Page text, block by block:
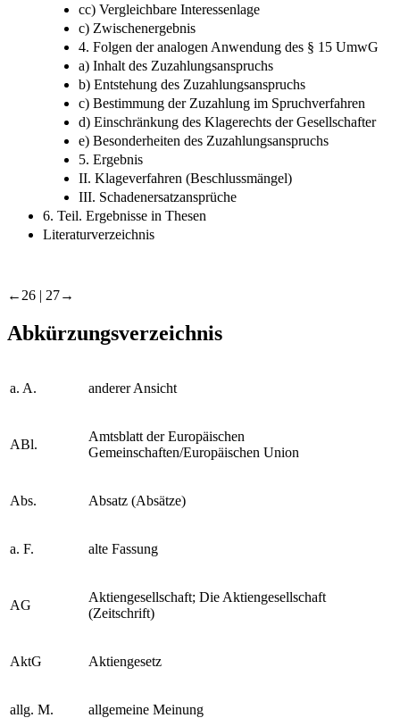
cc) Vergleichbare Interessenlage
c) Zwischenergebnis
4. Folgen der analogen Anwendung des § 15 UmwG
a) Inhalt des Zuzahlungsanspruchs
b) Entstehung des Zuzahlungsanspruchs
c) Bestimmung der Zuzahlung im Spruchverfahren
d) Einschränkung des Klagerechts der Gesellschafter
e) Besonderheiten des Zuzahlungsanspruchs
5. Ergebnis
II. Klageverfahren (Beschlussmängel)
III. Schadenersatzansprüche
6. Teil. Ergebnisse in Thesen
Literaturverzeichnis
←26 | 27→
Abkürzungsverzeichnis
a. A. anderer Ansicht
ABl.
Amtsblatt der Europäischen
Gemeinschaften/Europäischen Union
Abs. Absatz (Absätze)
a. F. alte Fassung
AG
Aktiengesellschaft; Die Aktiengesellschaft
(Zeitschrift)
AktG Aktiengesetz
allg. M. allgemeine Meinung